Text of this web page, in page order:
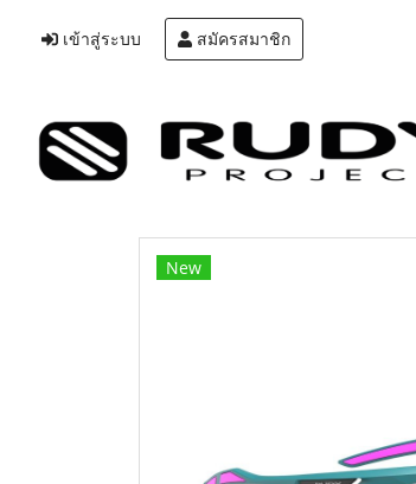
เข้าสู่ระบบ สมัครสมาชิก
New